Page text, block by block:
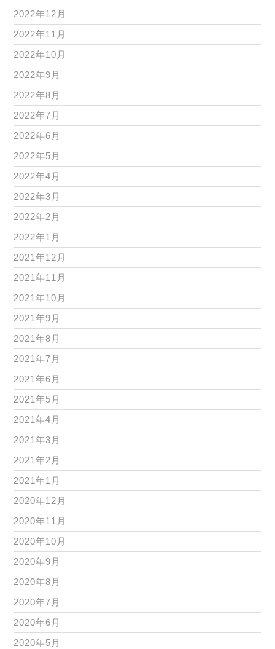
2022年12月
2022年11月
2022年10月
2022年9月
2022年8月
2022年7月
2022年6月
2022年5月
2022年4月
2022年3月
2022年2月
2022年1月
2021年12月
2021年11月
2021年10月
2021年9月
2021年8月
2021年7月
2021年6月
2021年5月
2021年4月
2021年3月
2021年2月
2021年1月
2020年12月
2020年11月
2020年10月
2020年9月
2020年8月
2020年7月
2020年6月
2020年5月